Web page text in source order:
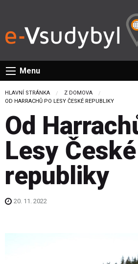
Menu
HLAVNÍ STRÁNKA
Z DOMOVA
CURRENT:
OD HARRACHŮ PO LESY ČESKÉ REPUBLIKY
Od
Lesy České
republiky
20. 11. 2022